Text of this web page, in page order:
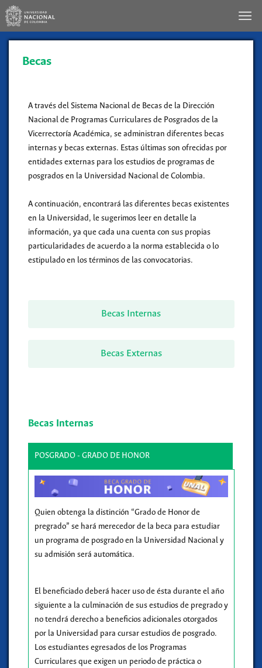
Becas
A través del Sistema Nacional de Becas de la Dirección
Nacional de Programas Curriculares de Posgrados de la
Vicerrectoría Académica, se administran diferentes becas
internas y becas externas. Estas últimas son ofrecidas por
entidades externas para los estudios de programas de
posgrados en la Universidad Nacional de Colombia.
A continuación, encontrará las diferentes becas existentes
en la Universidad, le sugerimos leer en detalle la
información, ya que cada una cuenta con sus propias
particularidades de acuerdo a la norma establecida o lo
estipulado en los términos de las convocatorias.
Becas Internas
Becas Externas
Becas Internas
POSGRADO - GRADO DE HONOR
Quien obtenga la distinción “Grado de Honor de
pregrado” se hará merecedor de la beca para estudiar
un programa de posgrado en la Universidad Nacional y
su admisión será automática.
El beneficiado deberá hacer uso de ésta durante el año
siguiente a la culminación de sus estudios de pregrado y
no tendrá derecho a beneficios adicionales otorgados
por la Universidad para cursar estudios de posgrado.
Los estudiantes egresados de los Programas
Curriculares que exigen un periodo de práctica o